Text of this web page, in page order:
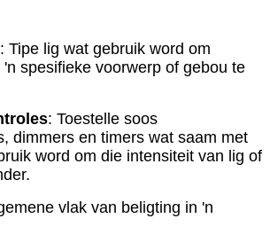
: Tipe lig wat gebruik word om
spesifieke voorwerp of gebou te
: Toestelle soos
dimmers en timers wat saam met
word om die intensiteit van lig of
vlak van beligting in 'n